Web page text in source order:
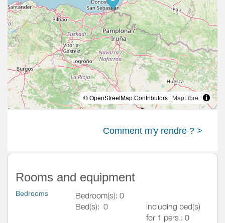
© OpenStreetMap Contributors | MapLibre
Comment m'y rendre ? >
Rooms and equipment
Bedrooms
Bedroom(s): 0
Bed(s): 0
including bed(s)
for 1 pers.: 0